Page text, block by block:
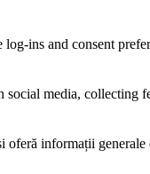
ins and consent
media, collecting
informații